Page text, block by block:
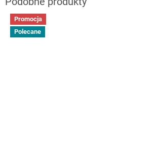
Promocja
Polecane